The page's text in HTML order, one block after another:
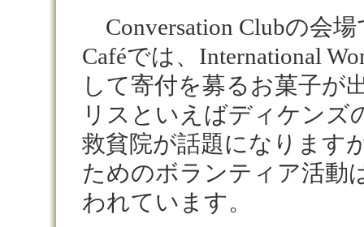
Conversation Clubの会場
Caféでは、International
して寄付を募るお菓子が
リスといえばディケンズ
救貧院が話題になります
ためのボランティア活動
われています。